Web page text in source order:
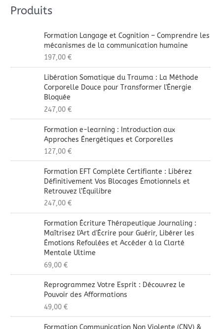
Produits
Formation Langage et Cognition – Comprendre les
mécanismes de la communication humaine
197,00€
Libération Somatique du Trauma : La Méthode
Corporelle Douce pour Transformer l'Énergie
Bloquée
247,00€
Formation e-learning : Introduction aux
Approches Énergétiques et Corporelles
127,00€
Formation EFT Complète Certifiante : Libérez
Définitivement Vos Blocages Émotionnels et
Retrouvez l’Équilibre
247,00€
Formation Écriture Thérapeutique Journaling :
Maîtrisez l'Art d'Écrire pour Guérir, Libérer les
Émotions Refoulées et Accéder à la Clarté
Mentale Ultime
69,00€
Reprogrammez Votre Esprit : Découvrez le
Pouvoir des Afformations
49,00€
Formation Communication Non Violente (CNV) &